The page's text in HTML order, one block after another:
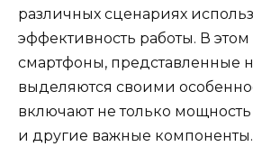
различных сценариях
эффективность работы. В этом
смартфоны, представленные
выделяются своими
включают не только
и другие важные компоненты.